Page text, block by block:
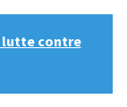
lutte contre